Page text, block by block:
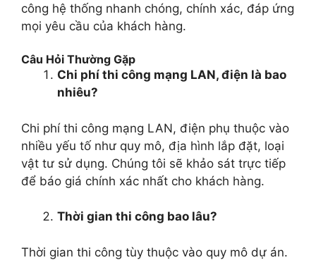
công hệ thống nhanh chóng, chính xác, đáp ứng
mọi yêu cầu của khách hàng.
Câu Hỏi Thường Gặp
Chi phí thi công mạng LAN, điện là bao
nhiêu?
Chi phí thi công mạng LAN, điện phụ thuộc vào
nhiều yếu tố như quy mô, địa hình lắp đặt, loại
vật tư sử dụng. Chúng tôi sẽ khảo sát trực tiếp
để báo giá chính xác nhất cho khách hàng.
Thời gian thi công bao lâu?
Thời gian thi công tùy thuộc vào quy mô dự án.